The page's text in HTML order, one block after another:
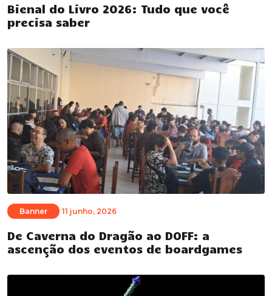
Bienal do Livro 2026: Tudo que você
precisa saber
Banner 11 junho, 2026
De Caverna do Dragão ao DOFF: a
ascenção dos eventos de boardgames